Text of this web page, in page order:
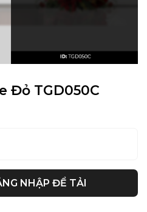
Đỏ TGD050C
NHẬP ĐỂ TẢI